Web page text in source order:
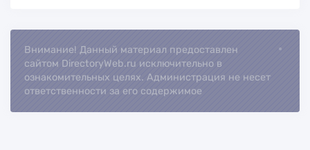
Внимание! Данный материал предоставлен
сайтом DirectoryWeb.ru исключительно в
ознакомительных целях. Администрация не несет
ответственности за его содержимое